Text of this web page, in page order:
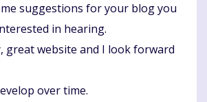
suggestions for your blog you
in hearing.
great website and I look forward
over time.